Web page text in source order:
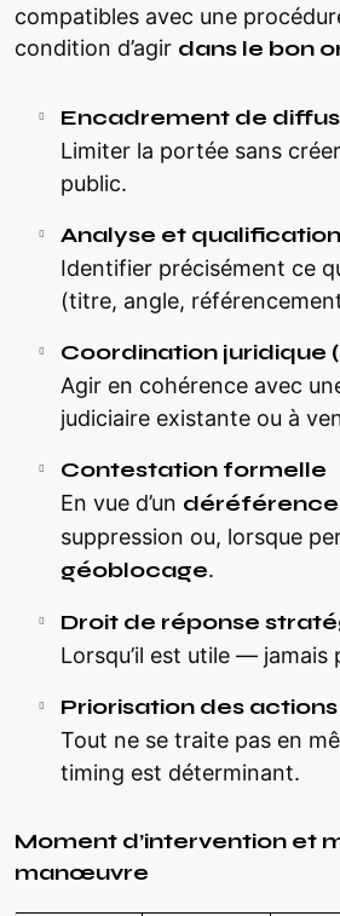
compatibles avec une
condition d’agir dans le bon
Encadrement de
Limiter la portée sans
public.
Analyse et qualification
Identifier précisément ce
(titre, angle,
Coordination juridique
Agir en cohérence avec
judiciaire existante ou à
Contestation formelle
En vue d’un
suppression ou, lorsque
géoblocage.
Droit de réponse
Lorsqu’il est utile — jamais
Priorisation des actions
Tout ne se traite pas en
timing est déterminant.
Moment d’intervention et
manœuvre